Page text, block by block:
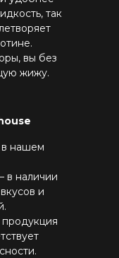
так
вы без
жижу.
в нашем
в наличии
и
продукция